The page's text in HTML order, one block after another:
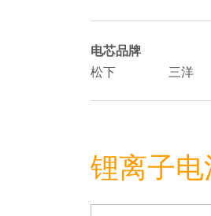
电芯品牌
松下
三洋
锂离子电